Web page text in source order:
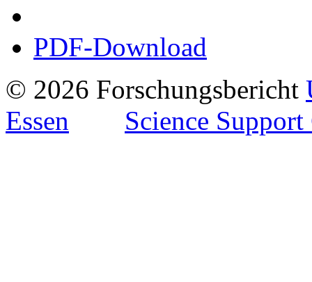
PDF-Download
© 2026 Forschungsbericht
Essen
Science